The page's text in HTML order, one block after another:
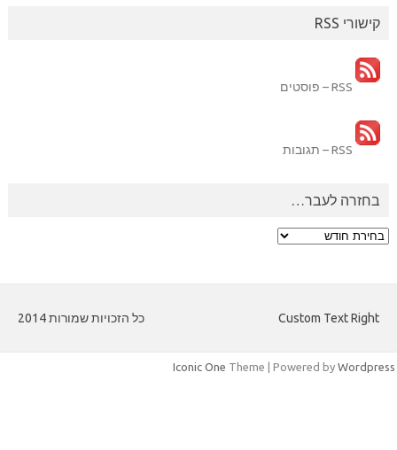
קישורי RSS
RSS – פוסטים
RSS – תגובות
בחזרה לעבר…
בחזרה
כל הזכויות שמורות 2014 Custom Text Right
Iconic One Theme | Powered by